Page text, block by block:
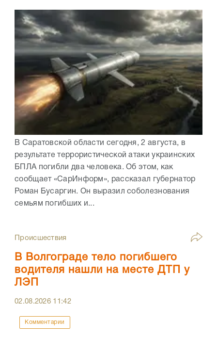
В Саратовской области сегодня, 2 августа, в
результате террористической атаки украинских
БПЛА погибли два человека. Об этом, как
сообщает «СарИнформ», рассказал губернатор
Роман Бусаргин. Он выразил соболезнования
семьям погибших и...
Происшествия
В Волгограде тело погибшего
водителя нашли на месте ДТП у
ЛЭП
02.08.2026 11:42
Комментарии